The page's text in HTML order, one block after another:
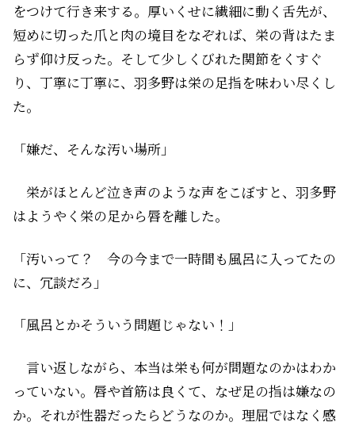
をつけて行き来する。厚いくせに繊細に動く舌先が、
短めに切った爪と肉の境目をなぞれば、栄の背はたま
らず仰け反った。そして少しくびれた関節をくすぐ
り、丁寧に丁寧に、羽多野は栄の足指を味わい尽くし
た。
「嫌だ、そんな汚い場所」
栄がほとんど泣き声のような声をこぼすと、羽多野
はようやく栄の足から唇を離した。
「汚いって？ 今の今まで一時間も風呂に入ってたの
に、冗談だろ」
「風呂とかそういう問題じゃない！」
言い返しながら、本当は栄も何が問題なのかはわか
っていない。唇や首筋は良くて、なぜ足の指は嫌なの
か。それが性器だったらどうなのか。理屈ではなく感